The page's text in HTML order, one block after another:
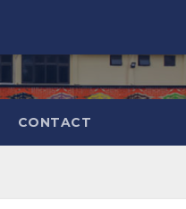
CONTACT